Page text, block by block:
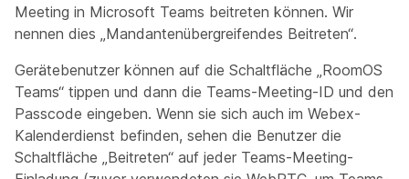
Meeting in Microsoft Teams beitreten können. Wir
nennen dies „Mandantenübergreifendes Beitreten“.
Gerätebenutzer können auf die Schaltfläche „RoomOS
Teams“ tippen und dann die Teams-Meeting-ID und den
Passcode eingeben. Wenn sie sich auch im Webex-
Kalenderdienst befinden, sehen die Benutzer die
Schaltfläche „Beitreten“ auf jeder Teams-Meeting-